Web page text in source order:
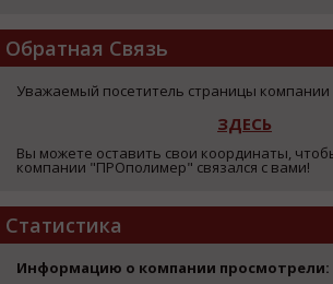
Обратная Связь
Уважаемый посетитель страницы
ЗДЕСЬ
Вы можете оставить свои координаты,
компании "ПРОполимер" связался с вами!
Статистика
Информацию о компании просмотрели: